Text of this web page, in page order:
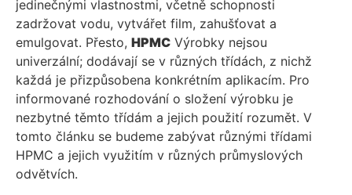
jedinečnými vlastnostmi, včetně schopnosti
zadržovat vodu, vytvářet film, zahušťovat a
emulgovat. Přesto, HPMC Výrobky nejsou
univerzální; dodávají se v různých třídách, z nichž
každá je přizpůsobena konkrétním aplikacím. Pro
informované rozhodování o složení výrobku je
nezbytné těmto třídám a jejich použití rozumět. V
tomto článku se budeme zabývat různými třídami
HPMC a jejich využitím v různých průmyslových
odvětvích.